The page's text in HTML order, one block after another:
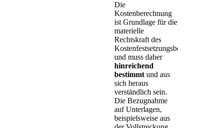
Die
Kostenberechnung
ist Grundlage für die
materielle
Rechtskraft des
Kostenfestsetzungsbeschlusses
und muss daher
hinreichend
bestimmt und aus
sich heraus
verständlich sein.
Die Bezugnahme
auf Unterlagen,
beispielsweise aus